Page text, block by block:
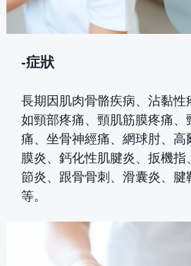
-症狀
長期因肌肉骨骼疾病、沾黏性
如頸部疼痛、頸肌筋膜疼痛、
痛、坐骨神經痛、網球肘、高
膜炎、鈣化性肌腱炎、扳機指
節炎、跟骨骨刺、滑囊炎、
等。